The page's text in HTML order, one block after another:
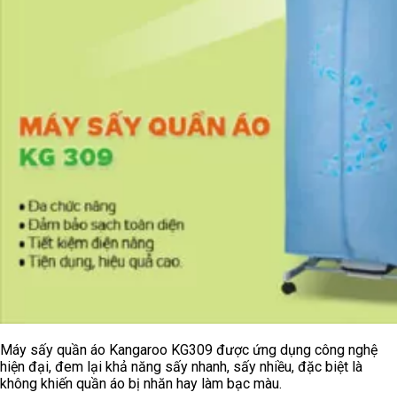
Máy sấy quần áo Kangaroo KG309 được ứng dụng công nghệ
hiện đại, đem lại khả năng sấy nhanh, sấy nhiều, đặc biệt là
không khiến quần áo bị nhăn hay làm bạc màu.